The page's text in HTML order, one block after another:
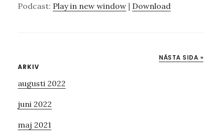
Podcast: Play in new window| Download
NÄSTA SIDA »
Primärt
sidofält
ARKIV
augusti 2022
juni 2022
maj 2021